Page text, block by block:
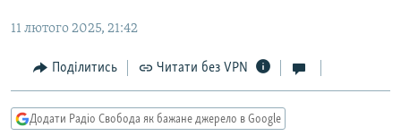
Перейти
пошукуКУЛЬТУРА
СПОРТ
ДОНБАС.РЕАЛІЇ
КРИМ.РЕАЛІЇ
ТИ ЯК?
11 лютого 2025, 21:42
Поділитись Читати без VPN
Додати Радіо Свобода як бажане джерело в Google